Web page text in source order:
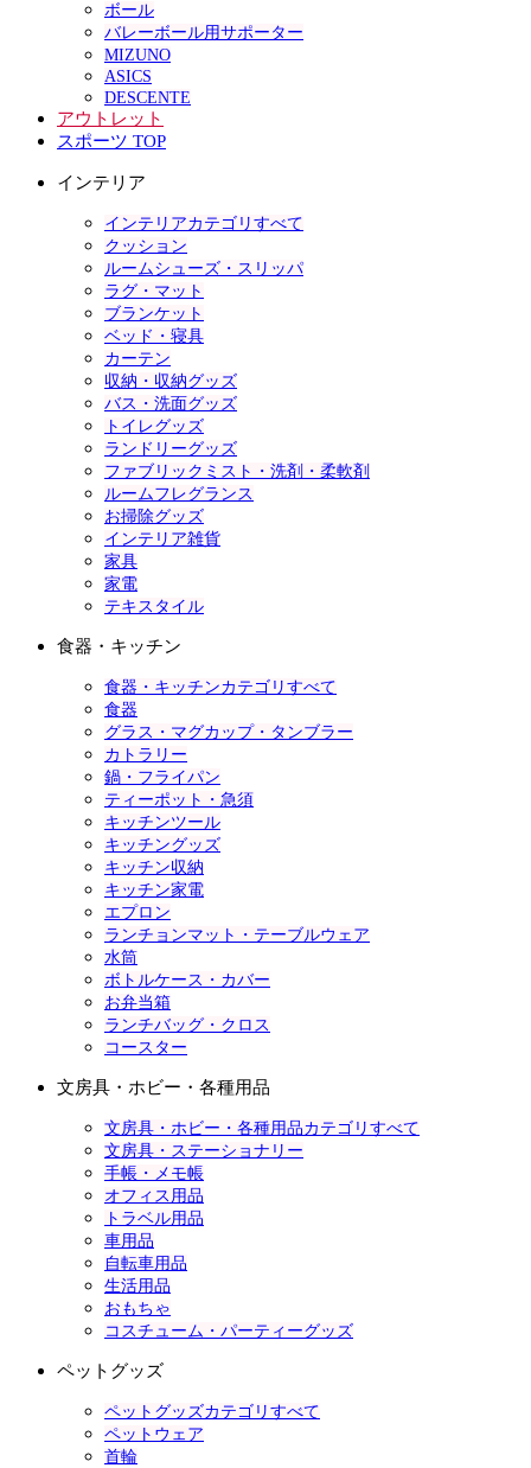
ボール
バレーボール用サポーター
MIZUNO
ASICS
DESCENTE
アウトレット
スポーツ TOP
インテリア
インテリアカテゴリすべて
クッション
ルームシューズ・スリッパ
ラグ・マット
ブランケット
ベッド・寝具
カーテン
収納・収納グッズ
バス・洗面グッズ
トイレグッズ
ランドリーグッズ
ファブリックミスト・洗剤・柔軟剤
ルームフレグランス
お掃除グッズ
インテリア雑貨
家具
家電
テキスタイル
食器・キッチン
食器・キッチンカテゴリすべて
食器
グラス・マグカップ・タンブラー
カトラリー
鍋・フライパン
ティーポット・急須
キッチンツール
キッチングッズ
キッチン収納
キッチン家電
エプロン
ランチョンマット・テーブルウェア
水筒
ボトルケース・カバー
お弁当箱
ランチバッグ・クロス
コースター
文房具・ホビー・各種用品
文房具・ホビー・各種用品カテゴリすべて
文房具・ステーショナリー
手帳・メモ帳
オフィス用品
トラベル用品
車用品
自転車用品
生活用品
おもちゃ
コスチューム・パーティーグッズ
ペットグッズ
ペットグッズカテゴリすべて
ペットウェア
首輪